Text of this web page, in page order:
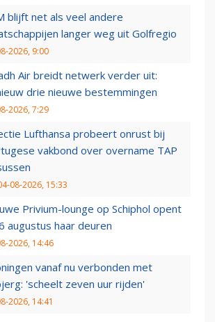
blijft net als veel andere
langer weg uit Golfregio
2026, 9:00
Air breidt netwerk verder uit:
drie nieuwe bestemmingen
2026, 7:29
Lufthansa probeert onrust bij
vakbond over overname TAP
08-2026, 15:33
Privium-lounge op Schiphol opent
augustus haar deuren
2026, 14:46
vanaf nu verbonden met
'scheelt zeven uur rijden'
2026, 14:41